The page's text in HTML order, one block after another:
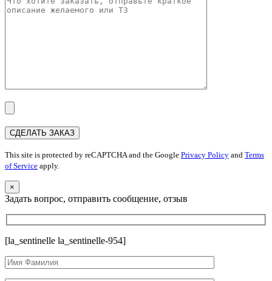
This site is protected by reCAPTCHA and the Google Privacy Policy and Terms
of Service apply.
×
Задать вопрос, отправить сообщение, отзыв
[la_sentinelle la_sentinelle-954]